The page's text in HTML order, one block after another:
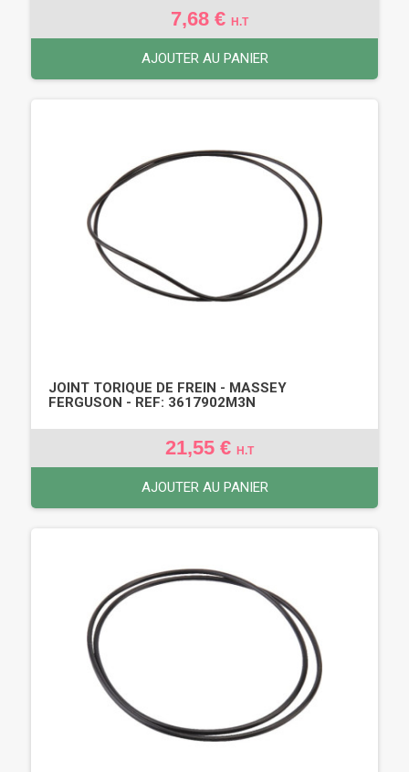
7,68 € H.T
AJOUTER AU PANIER
JOINT TORIQUE DE FREIN - MASSEY
FERGUSON - REF: 3617902M3N
21,55 € H.T
AJOUTER AU PANIER